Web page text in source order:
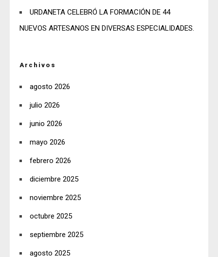
URDANETA CELEBRÓ LA FORMACIÓN DE 44
NUEVOS ARTESANOS EN DIVERSAS ESPECIALIDADES.
Archivos
agosto 2026
julio 2026
junio 2026
mayo 2026
febrero 2026
diciembre 2025
noviembre 2025
octubre 2025
septiembre 2025
agosto 2025